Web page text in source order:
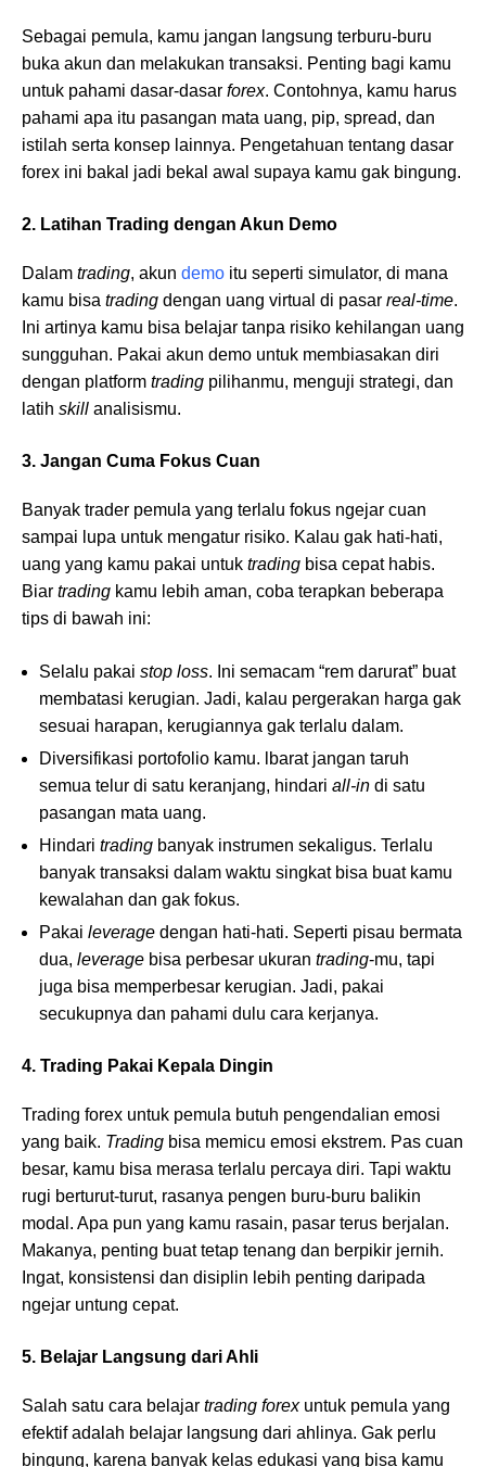
Sebagai pemula, kamu jangan langsung terburu-buru
buka akun dan melakukan transaksi. Penting bagi kamu
untuk pahami dasar-dasar forex. Contohnya, kamu harus
pahami apa itu pasangan mata uang, pip, spread, dan
istilah serta konsep lainnya. Pengetahuan tentang dasar
forex ini bakal jadi bekal awal supaya kamu gak bingung.
2. Latihan Trading dengan Akun Demo
Dalam trading, akun demo itu seperti simulator, di mana
kamu bisa trading dengan uang virtual di pasar real-time.
Ini artinya kamu bisa belajar tanpa risiko kehilangan uang
sungguhan. Pakai akun demo untuk membiasakan diri
dengan platform trading pilihanmu, menguji strategi, dan
latih skill analisismu.
3. Jangan Cuma Fokus Cuan
Banyak trader pemula yang terlalu fokus ngejar cuan
sampai lupa untuk mengatur risiko. Kalau gak hati-hati,
uang yang kamu pakai untuk trading bisa cepat habis.
Biar trading kamu lebih aman, coba terapkan beberapa
tips di bawah ini:
Selalu pakai stop loss. Ini semacam “rem darurat” buat
membatasi kerugian. Jadi, kalau pergerakan harga gak
sesuai harapan, kerugiannya gak terlalu dalam.
Diversifikasi portofolio kamu. lbarat jangan taruh
semua telur di satu keranjang, hindari all-in di satu
pasangan mata uang.
Hindari trading banyak instrumen sekaligus. Terlalu
banyak transaksi dalam waktu singkat bisa buat kamu
kewalahan dan gak fokus.
Pakai leverage dengan hati-hati. Seperti pisau bermata
dua, leverage bisa perbesar ukuran trading-mu, tapi
juga bisa memperbesar kerugian. Jadi, pakai
secukupnya dan pahami dulu cara kerjanya.
4. Trading Pakai Kepala Dingin
Trading forex untuk pemula butuh pengendalian emosi
yang baik. Trading bisa memicu emosi ekstrem. Pas cuan
besar, kamu bisa merasa terlalu percaya diri. Tapi waktu
rugi berturut-turut, rasanya pengen buru-buru balikin
modal. Apa pun yang kamu rasain, pasar terus berjalan.
Makanya, penting buat tetap tenang dan berpikir jernih.
Ingat, konsistensi dan disiplin lebih penting daripada
ngejar untung cepat.
5. Belajar Langsung dari Ahli
Salah satu cara belajar trading forexuntuk pemula yang
efektif adalah belajar langsung dari ahlinya. Gak perlu
bingung, karena banyak kelas edukasi yang bisa kamu